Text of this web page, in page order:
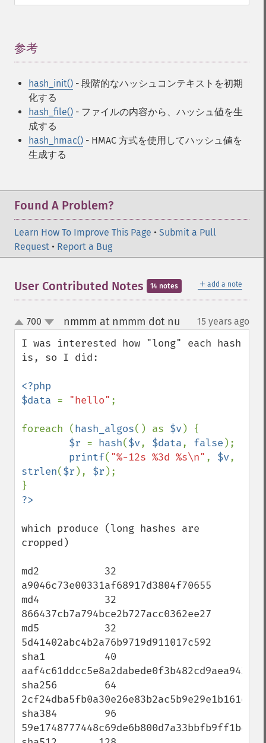
参考
hash_init() - 段階的なハッシュコンテキストを初期
化する
hash_file() - ファイルの内容から、ハッシュ値を生
成する
hash_hmac() - HMAC 方式を使用してハッシュ値を
生成する
Found A Problem?
Learn How To Improve This Page • Submit a Pull
Request • Report a Bug
＋ add a note
User Contributed Notes 14 notes
up
down
700 nmmm at nmmm dot nu 15 years ago
I was interested how "long" each hash
is, so I did:
<?php
$data = "hello" ;
foreach (hash_algos() as $v) {
$r = hash($v, $data, false );
printf( "%-12s %3d %s\n" , $v
strlen($r ), $r );
which produce (long hashes are
cropped)
md2           32
a9046c73e00331af68917d3804f70655
md4           32
866437cb7a794bce2b727acc0362ee27
md5           32
5d41402abc4b2a76b9719d911017c592
sha1          40
aaf4c61ddcc5e8a2dabede0f3b482cd9aea9434d
sha256        64
sha384        96